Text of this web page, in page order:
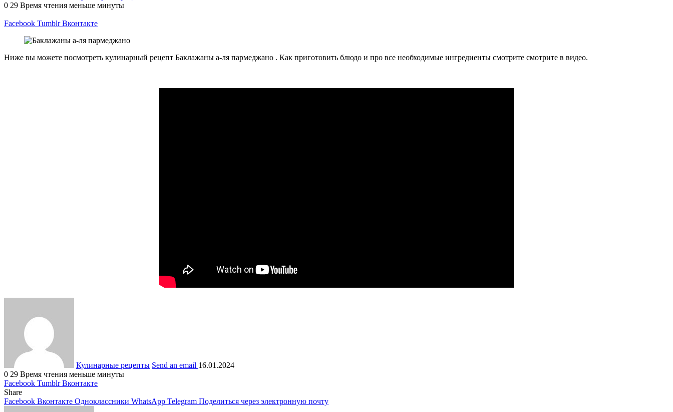
0 29 Время чтения меньше минуты
Facebook Tumblr Вконтакте
Ниже вы можете посмотреть кулинарный рецепт Баклажаны а-ля пармеджано . Как приготовить блюдо и про все необходимые ингредиенты смотрите смотрите в видео.
Кулинарные рецепты Send an email 16.01.2024
0 29 Время чтения меньше минуты
Facebook Tumblr Вконтакте
Share
Facebook Вконтакте Одноклассники WhatsApp Telegram Поделиться через электронную почту